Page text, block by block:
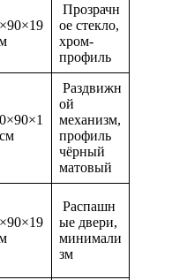
Прозрачн
ое стекло,
хром-
профиль
Раздвижн
ой
механизм,
профиль
чёрный
матовый
Распашн
ые двери,
минимали
зм